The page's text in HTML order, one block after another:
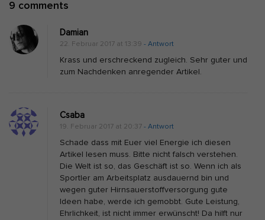
9 comments
D
s
l
c
h
e
S
p
Damian
22. Februar 2017 at 13:39 - Antwort
Krass und erschreckend zugleich. Sehr guter und
zum Nachdenken anregender Artikel.
Csaba
19. Februar 2017 at 20:37 - Antwort
Schade dass mit Euer viel Energie ich diesen
Artikel lesen muss. Bitte nicht falsch verstehen.
Die Welt ist so, das Geschäft ist so. Wenn ich als
Sportler am Arbeitsplatz ausdauernd bin und
wegen guter Hirnsauerstoffversorgung gute
Ideen habe, werde ich gemobbt. Gute Leistung,
Ehrlichkeit, ist nicht immer erwünscht! Da hilft nur